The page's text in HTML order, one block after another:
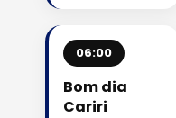
06:00
Bom dia
Cariri